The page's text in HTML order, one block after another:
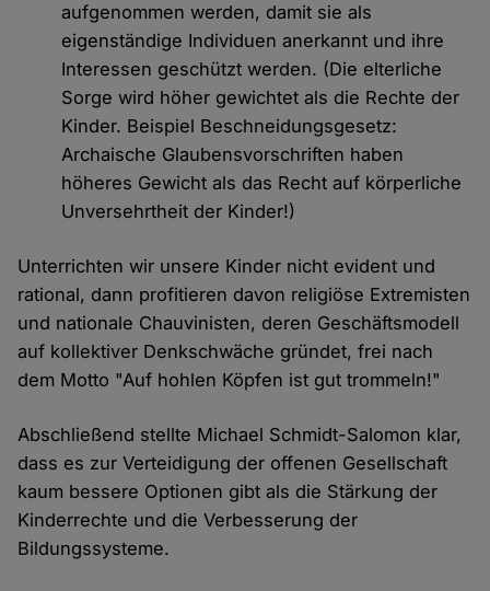
aufgenommen werden, damit sie als
eigenständige Individuen anerkannt und ihre
Interessen geschützt werden. (Die elterliche
Sorge wird höher gewichtet als die Rechte der
Kinder. Beispiel Beschneidungsgesetz:
Archaische Glaubensvorschriften haben
höheres Gewicht als das Recht auf körperliche
Unversehrtheit der Kinder!)
Unterrichten wir unsere Kinder nicht evident und
rational, dann profitieren davon religiöse Extremisten
und nationale Chauvinisten, deren Geschäftsmodell
auf kollektiver Denkschwäche gründet, frei nach
dem Motto "Auf hohlen Köpfen ist gut trommeln!"
Abschließend stellte Michael Schmidt-Salomon klar,
dass es zur Verteidigung der offenen Gesellschaft
kaum bessere Optionen gibt als die Stärkung der
Kinderrechte und die Verbesserung der
Bildungssysteme.